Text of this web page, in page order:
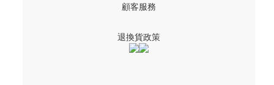
顧客服務
退換貨政策